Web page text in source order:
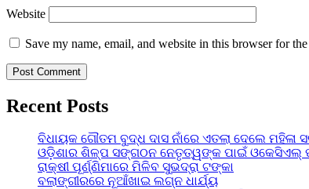
Website
Save my name, email, and website in this browser for
Recent Posts
ବିଧାୟକ ଗୌତମ ବୁଦ୍ଧ ଦାସ ନାଁରେ ଏତଲା ଦେଲେ ମହିଳା
ଓଡ଼ିଶାର ଶିଳ୍ପ ସଙ୍ଗଠନ ନେତୃତ୍ୱଙ୍କ ପାଇଁ ଓକେସିଏଲ୍
ରାକ୍ଷୀ ପୂର୍ଣ୍ଣିମାରେ ମିଳିବ ସୁଭଦ୍ରା ଟଙ୍କା
ବଲାଙ୍ଗୀରରେ ନୂଆଁଖାଇ ଲଗ୍ନ ଧାର୍ଯ୍ୟ